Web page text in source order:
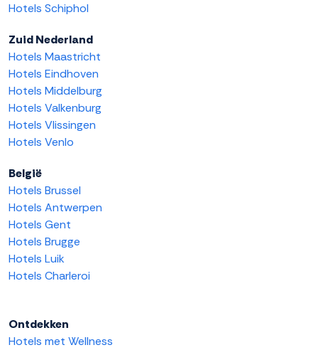
Hotels Schiphol
Zuid Nederland
Hotels Maastricht
Hotels Eindhoven
Hotels Middelburg
Hotels Valkenburg
Hotels Vlissingen
Hotels Venlo
België
Hotels Brussel
Hotels Antwerpen
Hotels Gent
Hotels Brugge
Hotels Luik
Hotels Charleroi
Ontdekken
Hotels met Wellness